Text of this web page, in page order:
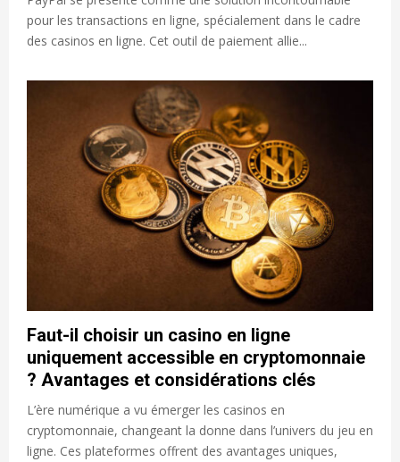
pour les transactions en ligne, spécialement dans le cadre
des casinos en ligne. Cet outil de paiement allie...
Faut-il choisir un casino en ligne
uniquement accessible en cryptomonnaie
? Avantages et considérations clés
L’ère numérique a vu émerger les casinos en
cryptomonnaie, changeant la donne dans l’univers du jeu en
ligne. Ces plateformes offrent des avantages uniques,